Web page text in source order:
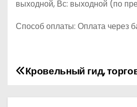
выходной, Вс: выходной (по
Способ оплаты: Оплата через
Н
а
Кровельный гид,